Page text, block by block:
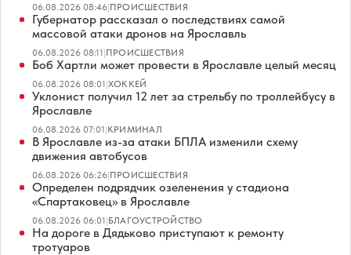
06.08.2026 08:46|ПРОИСШЕСТВИЯ
Губернатор рассказал о последствиях самой
массовой атаки дронов на Ярославль
06.08.2026 08:11|ПРОИСШЕСТВИЯ
Боб Хартли может провести в Ярославле целый месяц
06.08.2026 08:01|ХОККЕЙ
Уклонист получил 12 лет за стрельбу по троллейбусу в
Ярославле
06.08.2026 07:01|КРИМИНАЛ
В Ярославле из-за атаки БПЛА изменили схему
движения автобусов
06.08.2026 06:26|ПРОИСШЕСТВИЯ
Определен подрядчик озеленения у стадиона
«Спартаковец» в Ярославле
06.08.2026 06:01|БЛАГОУСТРОЙСТВО
На дороге в Дядьково приступают к ремонту
тротуаров